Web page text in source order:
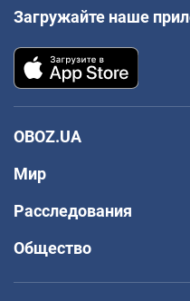
Загружайте наше
OBOZ.UA
Мир
Расследования
Общество